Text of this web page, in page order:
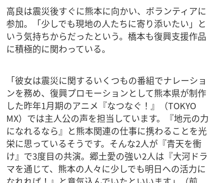
高良は震災後すぐに熊本に向かい、ボランティアに
参加。「少しでも現地の人たちに寄り添いたい」と
いう気持ちからだったという。橋本も復興支援作品
に積極的に関わっている。
「彼女は震災に関するいくつもの番組でナレーショ
ンを務め、復興プロモーションとして熊本県が制作
した昨年1月期のアニメ『なつなぐ！』（TOKYO
MX）では主人公の声を担当しています。『地元の力
になれるなら』と熊本関連の仕事に携わることを光
栄に思っているそうです。そんな2人が『青天を衝
け』で3度目の共演。郷土愛の強い2人は『大河ドラ
マを通じて、熊本の人々に少しでも明日への活力に